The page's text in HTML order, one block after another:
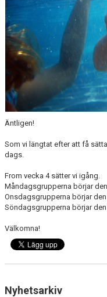
KALENDER
ARKIV
Äntligen!
Som vi längtat efter att få
dags.
From vecka 4 sätter vi igång.
Måndagsgrupperna börjar
Onsdagsgrupperna börjar
Söndagsgrupperna börjar den
Välkomna!
Nyhetsarkiv